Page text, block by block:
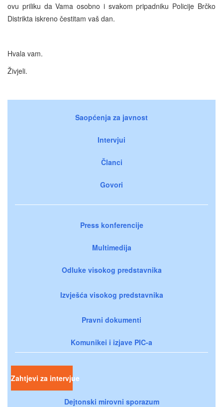
ovu priliku da Vama osobno i svakom pripadniku Policije Brčko
Distrikta iskreno čestitam vaš dan.
Hvala vam.
Živjeli.
Saopćenja za javnost
Intervjui
Članci
Govori
Press konferencije
Multimedija
Odluke visokog predstavnika
Izvješća visokog predstavnika
Pravni dokumenti
Komunikei i izjave PIC-a
Zahtjevi za intervjue
Dejtonski mirovni sporazum